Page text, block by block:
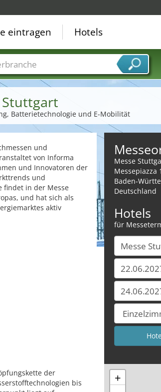
Stuttgart
Batterietechnologie und E-Mobilität
und
von Informa
und Innovatoren der
und
findet in der Messe
und hat sich als
aktiv
der
bis
Messe
Messepiazza
Baden-
Deutschland
Hotels
für
+
eintragen Hotels